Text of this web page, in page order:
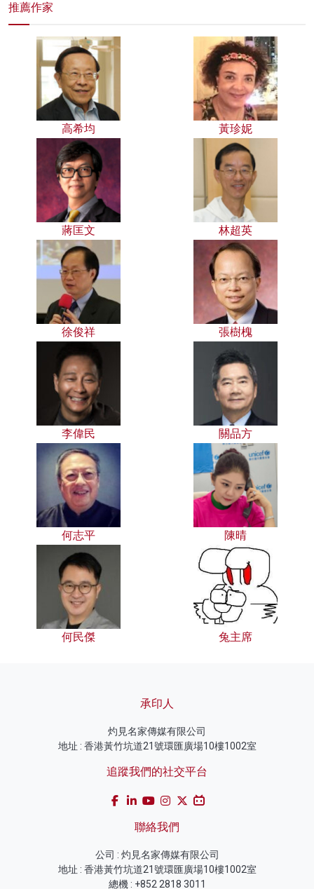
推薦作家
高希均 黃珍妮
蔣匡文 林超英
徐俊祥 張樹槐
李偉民 關品方
何志平 陳晴
何民傑 兔主席
承印人
灼見名家傳媒有限公司
地址 : 香港黃竹坑道21號環匯廣場10樓1002室
追蹤我們的社交平台
聯絡我們
公司 : 灼見名家傳媒有限公司
地址 : 香港黃竹坑道21號環匯廣場10樓1002室
總機 : +852 2818 3011